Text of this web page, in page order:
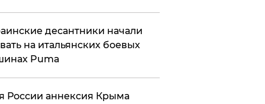
десантники начали
на итальянских боевых
Puma
России аннексия Крыма